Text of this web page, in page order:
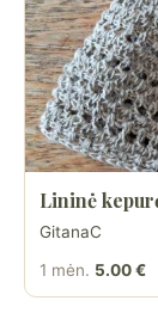
Lininė
GitanaC
1 mėn. 5.00 €